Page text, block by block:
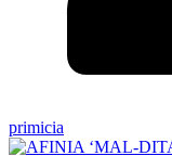
primicia